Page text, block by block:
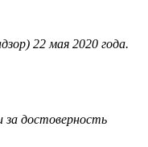
22 мая 2020 года.
достоверность